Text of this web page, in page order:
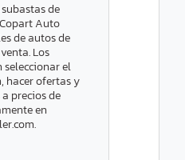
de
Auto
de autos de
Los
seleccionar el
hacer ofertas y
precios de
en